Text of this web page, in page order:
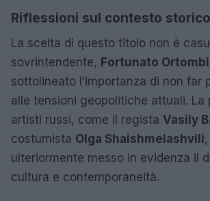
Riflessioni sul contesto storico
La scelta di questo titolo non è
sovrintendente, Fortunato
sottolineato l’importanza di non far
alle tensioni geopolitiche attuali. La
artisti russi, come il regista Vasily
costumista Olga Shaishmelashvili
ulteriormente messo in evidenza il
cultura e contemporaneità.